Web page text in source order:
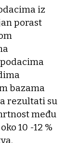
iz
porast
bazama
rezultati su
među
10 -12 %